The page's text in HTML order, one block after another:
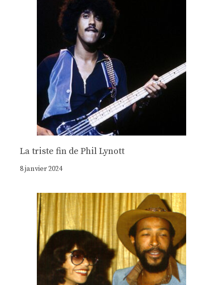
La triste fin de Phil Lynott
8 janvier 2024